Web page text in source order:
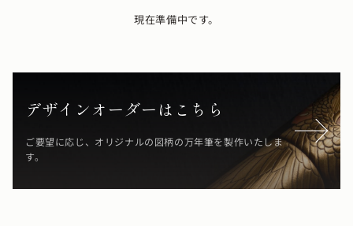
現在準備中です。
デザインオーダーはこちら
ご要望に応じ、オリジナルの図柄の万年筆を製作いたしま
す。